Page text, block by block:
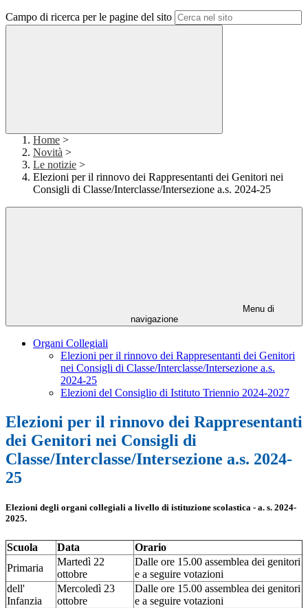
Campo di ricerca per le pagine del sito
Home >
Novità >
Le notizie >
Elezioni per il rinnovo dei Rappresentanti dei Genitori nei
Consigli di Classe/Interclasse/Intersezione a.s. 2024-25
Menu di
navigazione
Organi Collegiali
Elezioni per il rinnovo dei Rappresentanti dei Genitori
nei Consigli di Classe/Interclasse/Intersezione a.s.
2024-25
Elezioni del Consiglio di Istituto Triennio 2024-2027
Elezioni per il rinnovo dei Rappresentanti
dei Genitori nei Consigli di
Classe/Interclasse/Intersezione a.s. 2024-
25
Elezioni degli organi collegiali a livello di istituzione scolastica - a. s. 2024-
2025.
Scuola Data
Orario
Primaria
Martedì 22
ottobre
Dalle ore 15.00 assemblea dei genitori
e a seguire votazioni
dell'
Infanzia
Mercoledì 23
ottobre
Dalle ore 15.00 assemblea dei genitori
e a seguire votazioni